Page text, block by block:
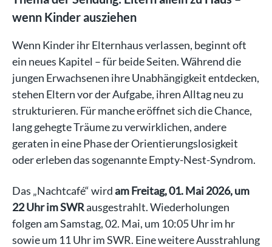
wenn Kinder ausziehen
Wenn Kinder ihr Elternhaus verlassen, beginnt oft
ein neues Kapitel – für beide Seiten. Während die
jungen Erwachsenen ihre Unabhängigkeit entdecken,
stehen Eltern vor der Aufgabe, ihren Alltag neu zu
strukturieren. Für manche eröffnet sich die Chance,
lang gehegte Träume zu verwirklichen, andere
geraten in eine Phase der Orientierungslosigkeit
oder erleben das sogenannte Empty-Nest-Syndrom.
Das „Nachtcafé“ wirdam Freitag, 01. Mai 2026, um
22 Uhr im SWRausgestrahlt. Wiederholungen
folgen am Samstag, 02. Mai, um 10:05 Uhr im hr
sowie um 11 Uhr im SWR. Eine weitere Ausstrahlung